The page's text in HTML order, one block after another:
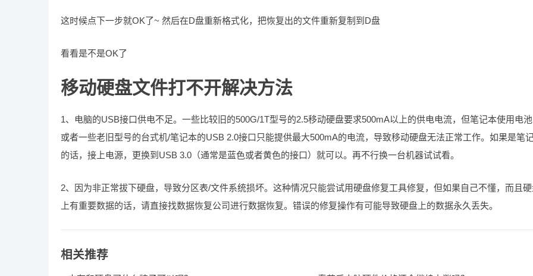
这时候点下一步就OK了~ 然后在D盘重新格式化，把恢复出的文件重新复制到D盘
看看是不是OK了
移动硬盘文件打不开解决方法
1、电脑的USB接口供电不足。一些比较旧的500G/1T型号的2.5移动硬盘要求500mA以上的供电电流，但笔记本使用电
或者一些老旧型号的台式机/笔记本的USB 2.0接口只能提供最大500mA的电流，导致移动硬盘无法正常工作。如果是笔
的话，接上电源，更换到USB 3.0（通常是蓝色或者黄色的接口）就可以。再不行换一台机器试试看。
2、因为非正常拔下硬盘，导致分区表/文件系统损坏。这种情况只能尝试用硬盘修复工具修复，但如果自己不懂，而且
上有重要数据的话，请直接找数据恢复公司进行数据恢复。错误的修复操作有可能导致硬盘上的数据永久丢失。
相关推荐